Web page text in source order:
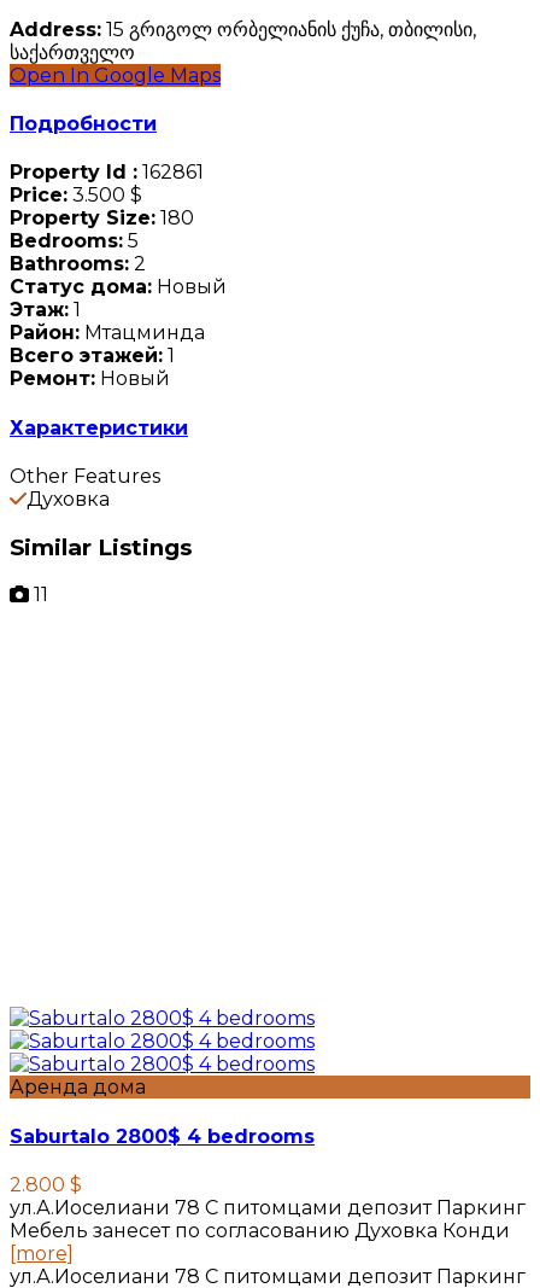
Address: 15 გრიგოლ ორბელიანის ქუჩა, თბილისი,
საქართველო
Open In Google Maps
Подробности
Property Id : 162861
Price: 3.500 $
Property Size: 180
Bedrooms: 5
Bathrooms: 2
Статус дома: Новый
Этаж: 1
Район: Мтацминда
Всего этажей: 1
Ремонт: Новый
Характеристики
Other Features
Духовка
Similar Listings
11
Аренда дома
Saburtalo 2800$ 4 bedrooms
2.800 $
ул.А.Иоселиани 78 С питомцами депозит Паркинг
Мебель занесет по согласованию Духовка Конди
[more]
ул.А.Иоселиани 78 С питомцами депозит Паркинг